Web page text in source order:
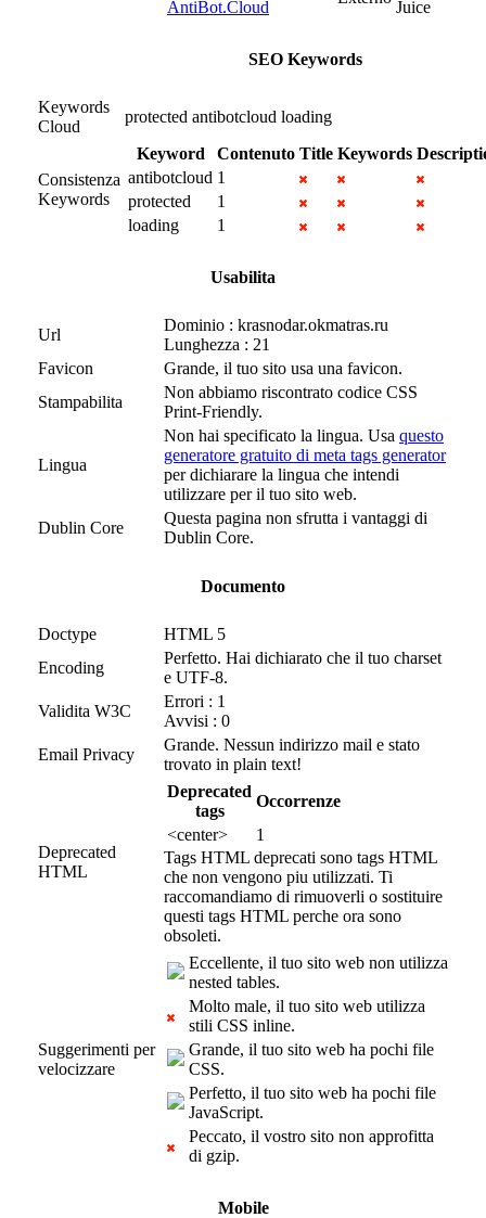
AntiBot.Cloud Juice
SEO Keywords
Keywords
Cloud
protected antibotcloud loading
Consistenza
Keywords
Keyword Contenuto Title Keywords
antibotcloud 1
protected
1
loading
1
Usabilita
Url
Dominio : krasnodar.okmatras.ru
Lunghezza : 21
Favicon
Grande, il tuo sito usa una favicon.
Stampabilita
Non abbiamo riscontrato codice CSS
Print-Friendly.
Lingua
Non hai specificato la lingua. Usa questo
generatore gratuito di meta tags generator
per dichiarare la lingua che intendi
utilizzare per il tuo sito web.
Dublin Core
Questa pagina non sfrutta i vantaggi di
Dublin Core.
Documento
Doctype
HTML 5
Encoding
Perfetto. Hai dichiarato che il tuo charset
e UTF-8.
Validita W3C
Errori : 1
Avvisi : 0
Email Privacy
Grande. Nessun indirizzo mail e stato
trovato in plain text!
Deprecated
HTML
Deprecated
tags
Occorrenze
<center>
1
Tags HTML deprecati sono tags HTML
che non vengono piu utilizzati. Ti
raccomandiamo di rimuoverli o sostituire
questi tags HTML perche ora sono
obsoleti.
Suggerimenti per
velocizzare
Eccellente, il tuo sito web non utilizza
nested tables.
Molto male, il tuo sito web utilizza
stili CSS inline.
Grande, il tuo sito web ha pochi file
CSS.
Perfetto, il tuo sito web ha pochi file
JavaScript.
Peccato, il vostro sito non approfitta
di gzip.
Mobile